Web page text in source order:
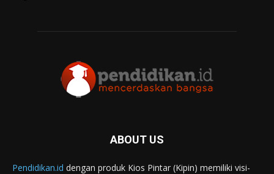
ABOUT US
Pendidikan.id dengan produk Kios Pintar (Kipin) memiliki visi-